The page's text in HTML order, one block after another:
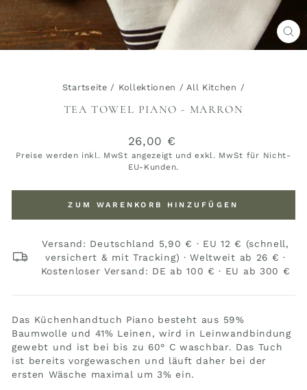
Startseite / Kollektionen / All Kitchen /
TEA TOWEL PIANO - MARRON
Normaler
Preis
26,00 €
Preise werden inkl. MwSt angezeigt und exkl. MwSt für Nicht-
EU-Kunden.
ZUM WARENKORB HINZUFÜGEN
Versand: Deutschland 5,90 € · EU 12 € (schnell,
versichert & mit Tracking) · Weltweit ab 26 € ·
Kostenloser Versand: DE ab 100 € · EU ab 300 €
Das Küchenhandtuch Piano besteht aus 59%
Baumwolle und 41% Leinen, wird in Leinwandbindung
gewebt und ist bei bis zu 60° C waschbar. Das Tuch
ist bereits vorgewaschen und läuft daher bei der
ersten Wäsche maximal um 3% ein.